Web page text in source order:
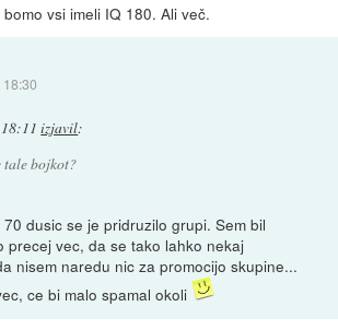
vsi imeli IQ 180. Ali več.
izjavil:
tale bojkot?
70 dusic se je pridruzilo grupi. Sem bil
precej vec, da se tako lahko nekaj
nisem naredu nic za promocijo skupine...
ce bi malo spamal okoli